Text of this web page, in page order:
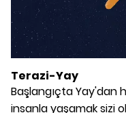
Terazi-Yay
Başlangıçta Yay'dan
insanla yaşamak sizi